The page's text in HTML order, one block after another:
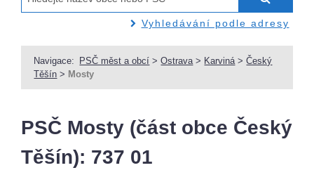
Vyhledávání podle adresy
Navigace: PSČ měst a obcí >Ostrava > Karviná >Český
Těšín > Mosty
PSČ Mosty (část obce Český
Těšín): 737 01